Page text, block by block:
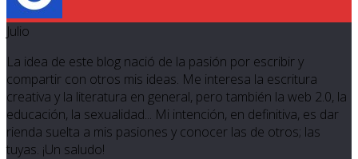
Julio
La idea de este blog nació de la pasión por escribir y
compartir con otros mis ideas. Me interesa la escritura
creativa y la literatura en general, pero también la web 2.0, la
educación, la sexualidad... Mi intención, en definitiva, es dar
rienda suelta a mis pasiones y conocer las de otros; las
tuyas. ¡Un saludo!